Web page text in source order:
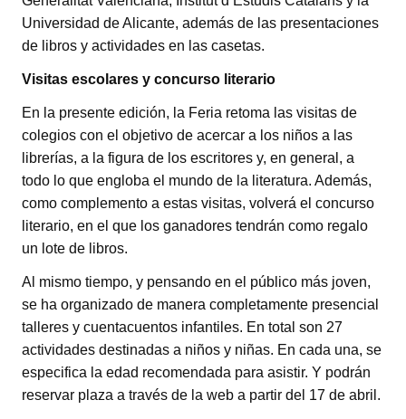
Universidad de Alicante, además de las presentaciones
de libros y actividades en las casetas.
Visitas escolares y concurso literario
En la presente edición, la Feria retoma las visitas de
colegios con el objetivo de acercar a los niños a las
librerías, a la figura de los escritores y, en general, a
todo lo que engloba el mundo de la literatura. Además,
como complemento a estas visitas, volverá el concurso
literario, en el que los ganadores tendrán como regalo
un lote de libros.
Al mismo tiempo, y pensando en el público más joven,
se ha organizado de manera completamente presencial
talleres y cuentacuentos infantiles. En total son 27
actividades destinadas a niños y niñas. En cada una, se
especifica la edad recomendada para asistir. Y podrán
reservar plaza a través de la web a partir del 17 de abril.